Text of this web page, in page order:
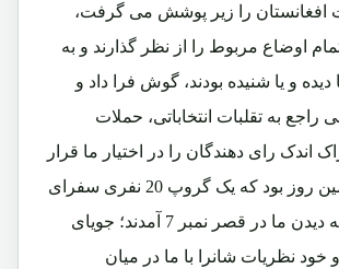
34 ولایت افغانستان را زیر پوشش می گرفت،
اوضاع مربوط را از نظر گذارند و به
دیده و یا شنیده بودند، گوش فرا داد و
راجع به تقلبات انتخاباتی، حملات
اندک رای دهندگان را در اختیار ما قرار
داد. دقیقاً در همین روز بود که یک گروپ 20 نفری سفرای
خارجی سه بار به دیدن ما در قصر نمبر 7 آمدند؛ جویای
نظریات شانرا با ما در میان